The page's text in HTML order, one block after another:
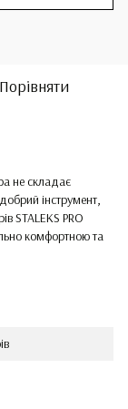
Порівняти
не складає
інструмент,
STALEKS PRO
комфортною та